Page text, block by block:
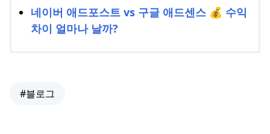
네이버 애드포스트 vs 구글 애드센스 💰 수익
차이 얼마나 날까?
#블로그